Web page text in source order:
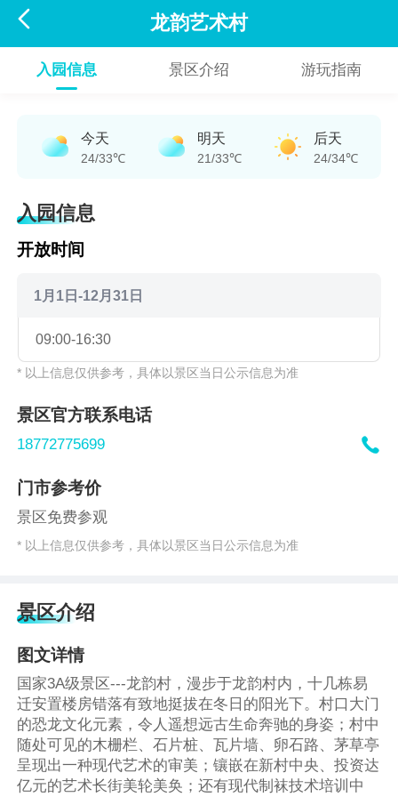
 龙韵艺术村
入园信息 景区介绍 游玩指南
今天
24/33℃
明天
21/33℃
后天
24/34℃
入园信息
开放时间
1月1日-12月31日
09:00-16:30
* 以上信息仅供参考，具体以景区当日公示信息为准
景区官方联系电话
18772775699 
门市参考价
景区免费参观
* 以上信息仅供参考，具体以景区当日公示信息为准
景区介绍
图文详情
国家3A级景区---龙韵村，漫步于龙韵村内，十几栋易
迁安置楼房错落有致地挺拔在冬日的阳光下。村口大门
的恐龙文化元素，令人遥想远古生命奔驰的身姿；村中
随处可见的木栅栏、石片桩、瓦片墙、卵石路、茅草亭
呈现出一种现代艺术的审美；镶嵌在新村中央、投资达
亿元的艺术长街美轮美奂；还有现代制袜技术培训中